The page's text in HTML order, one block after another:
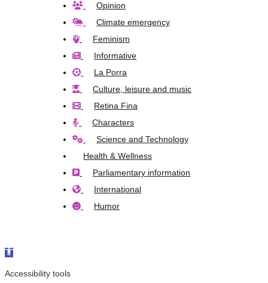
Opinion
Climate emergency
Feminism
Informative
La Porra
Culture, leisure and music
Retina Fina
Characters
Science and Technology
Health & Wellness
Parliamentary information
International
Humor
Open toolbar
Accessibility tools